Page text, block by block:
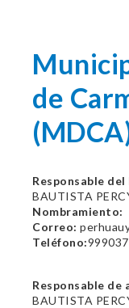
de
Responsable
BAUTISTA
Nombramiento:
Correo:
Teléfono:
Responsable de
BAUTISTA